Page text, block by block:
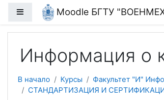
Перейти к основному содержанию
Боковая панельMoodle БГТУ
Информация о
В начало Курсы Факультет "И"
СТАНДАРТИЗАЦИЯ И